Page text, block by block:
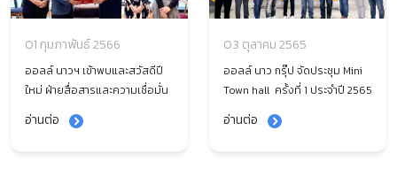
01 กุมภาพันธ์ 2566
ออลล์ นาวฯ เข้าพบและสวัสดีปี
ใหม่ ฝ่ายสื่อสารและความเชื่อมั่น
ของสาธารณะ เครือเจริญ
โภคภัณฑ์
อ่านต่อ
03 ตุลาคม 2565
ออลล์ นาว กรุ๊ป จัดประชุม Mini
Town hall ครั้งที่ 1 ประจำปี 2565
ไฮไลท์เปิดตัว คุณธเนศ พิริย์
โยธินกุล ประธานเจ้าหน้าที่บริหาร
อ่านต่อ